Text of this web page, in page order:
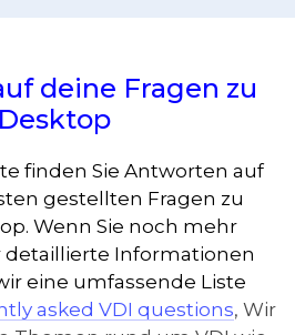
deine Fragen zu
finden Sie Antworten auf
gestellten Fragen zu
Wenn Sie noch mehr
detaillierte Informationen
eine umfassende Liste
asked VDI questions, Wir